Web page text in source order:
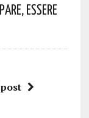
Essere